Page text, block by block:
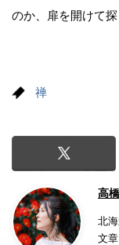
のか、扉を開けて
禅
高
北
文